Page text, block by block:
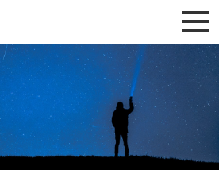
誠 makoto hoshino